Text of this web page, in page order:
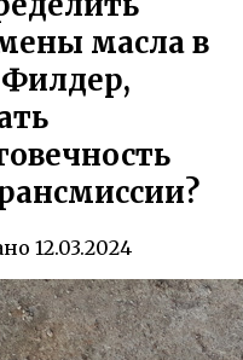
масла в
12.03.2024